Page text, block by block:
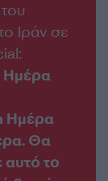
Ιράν σε
Ημέρα
Ημέρα
Θα
αυτό το